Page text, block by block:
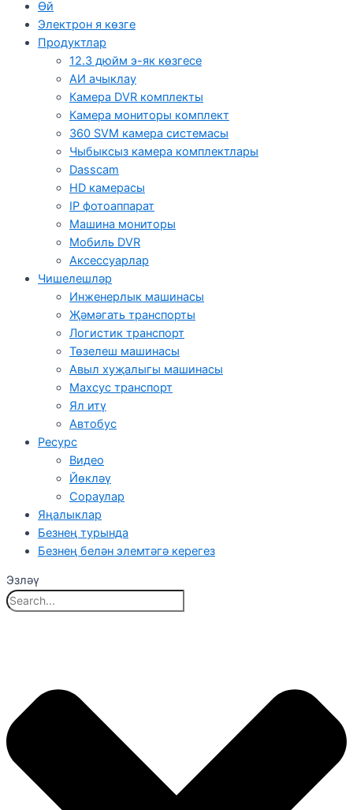
Өй
Электрон я көзге
Продуктлар
12.3 дюйм э-як көзгесе
АИ ачыклау
Камера DVR комплекты
Камера мониторы комплект
360 SVM камера системасы
Чыбыксыз камера комплектлары
Dasscam
HD камерасы
IP фотоаппарат
Машина мониторы
Мобиль DVR
Аксессуарлар
Чишелешләр
Инженерлык машинасы
Җәмәгать транспорты
Логистик транспорт
Төзелеш машинасы
Авыл хуҗалыгы машинасы
Махсус транспорт
Ял итү
Автобус
Ресурс
Видео
Йөкләү
Сораулар
Яңалыклар
Безнең турында
Безнең белән элемтәгә керегез
Эзләү